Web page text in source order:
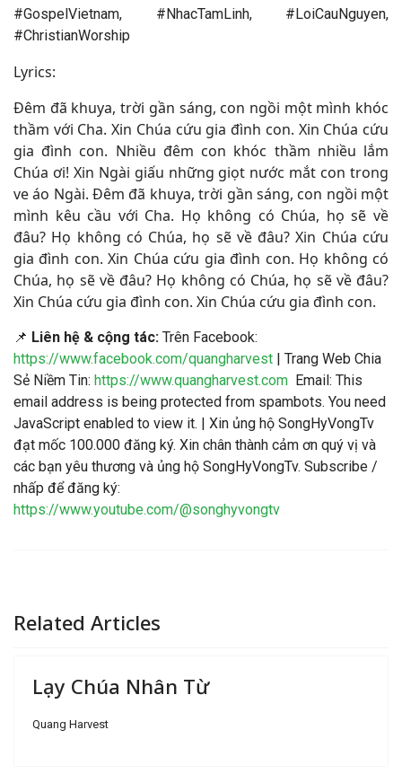
#GospelVietnam, #NhacTamLinh, #LoiCauNguyen,
#ChristianWorship
Lyrics:
Đêm đã khuya, trời gần sáng, con ngồi một mình khóc
thầm với Cha. Xin Chúa cứu gia đình con. Xin Chúa cứu
gia đình con. Nhiều đêm con khóc thầm nhiều lắm
Chúa ơi! Xin Ngài giấu những giọt nước mắt con trong
ve áo Ngài. Đêm đã khuya, trời gần sáng, con ngồi một
mình kêu cầu với Cha. Họ không có Chúa, họ sẽ về
đâu? Họ không có Chúa, họ sẽ về đâu? Xin Chúa cứu
gia đình con. Xin Chúa cứu gia đình con. Họ không có
Chúa, họ sẽ về đâu? Họ không có Chúa, họ sẽ về đâu?
Xin Chúa cứu gia đình con. Xin Chúa cứu gia đình con.
📌 Liên hệ & cộng tác: Trên Facebook:
https://www.facebook.com/quangharvest | Trang Web Chia
Sẻ Niềm Tin: https://www.quangharvest.com Email: This
email address is being protected from spambots. You need
JavaScript enabled to view it. | Xin ủng hộ SongHyVongTv
đạt mốc 100.000 đăng ký. Xin chân thành cảm ơn quý vị và
các bạn yêu thương và ủng hộ SongHyVongTv. Subscribe /
nhấp để đăng ký:
https://www.youtube.com/@songhyvongtv
Related Articles
Lạy Chúa Nhân Từ
Quang Harvest